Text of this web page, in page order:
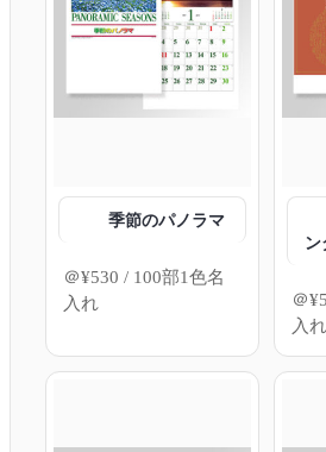
季節のパノラマ
＠¥530 / 100部1色名
入れ
ン
＠¥
入れ